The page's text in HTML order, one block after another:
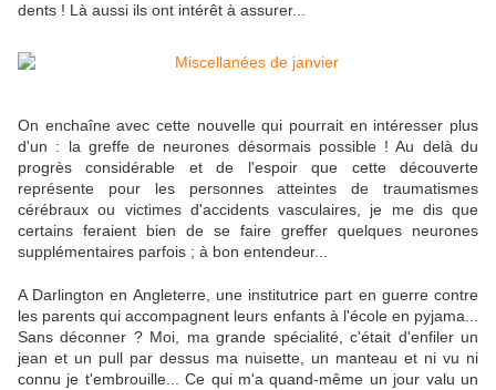
dents ! Là aussi ils ont intérêt à assurer...
On enchaîne avec cette nouvelle qui pourrait en intéresser plus
d'un : la greffe de neurones désormais possible ! Au delà du
progrès considérable et de l'espoir que cette découverte
représente pour les personnes atteintes de traumatismes
cérébraux ou victimes d'accidents vasculaires, je me dis que
certains feraient bien de se faire greffer quelques neurones
supplémentaires parfois ; à bon entendeur...
A Darlington en Angleterre, une institutrice part en guerre contre
les parents qui accompagnent leurs enfants à l'école en pyjama...
Sans déconner ? Moi, ma grande spécialité, c'était d'enfiler un
jean et un pull par dessus ma nuisette, un manteau et ni vu ni
connu je t'embrouille... Ce qui m'a quand-même un jour valu un